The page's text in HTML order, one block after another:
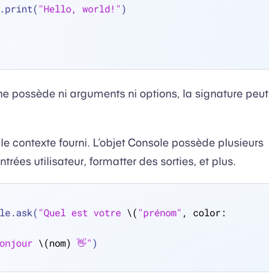
"Hello, world!" )
possède ni arguments ni options, la signature peut
contexte fourni. L’objet Console possède plusieurs
utilisateur, formatter des sorties, et plus.
"Quel est votre \( "prénom" , color:
\(nom) 👋" )